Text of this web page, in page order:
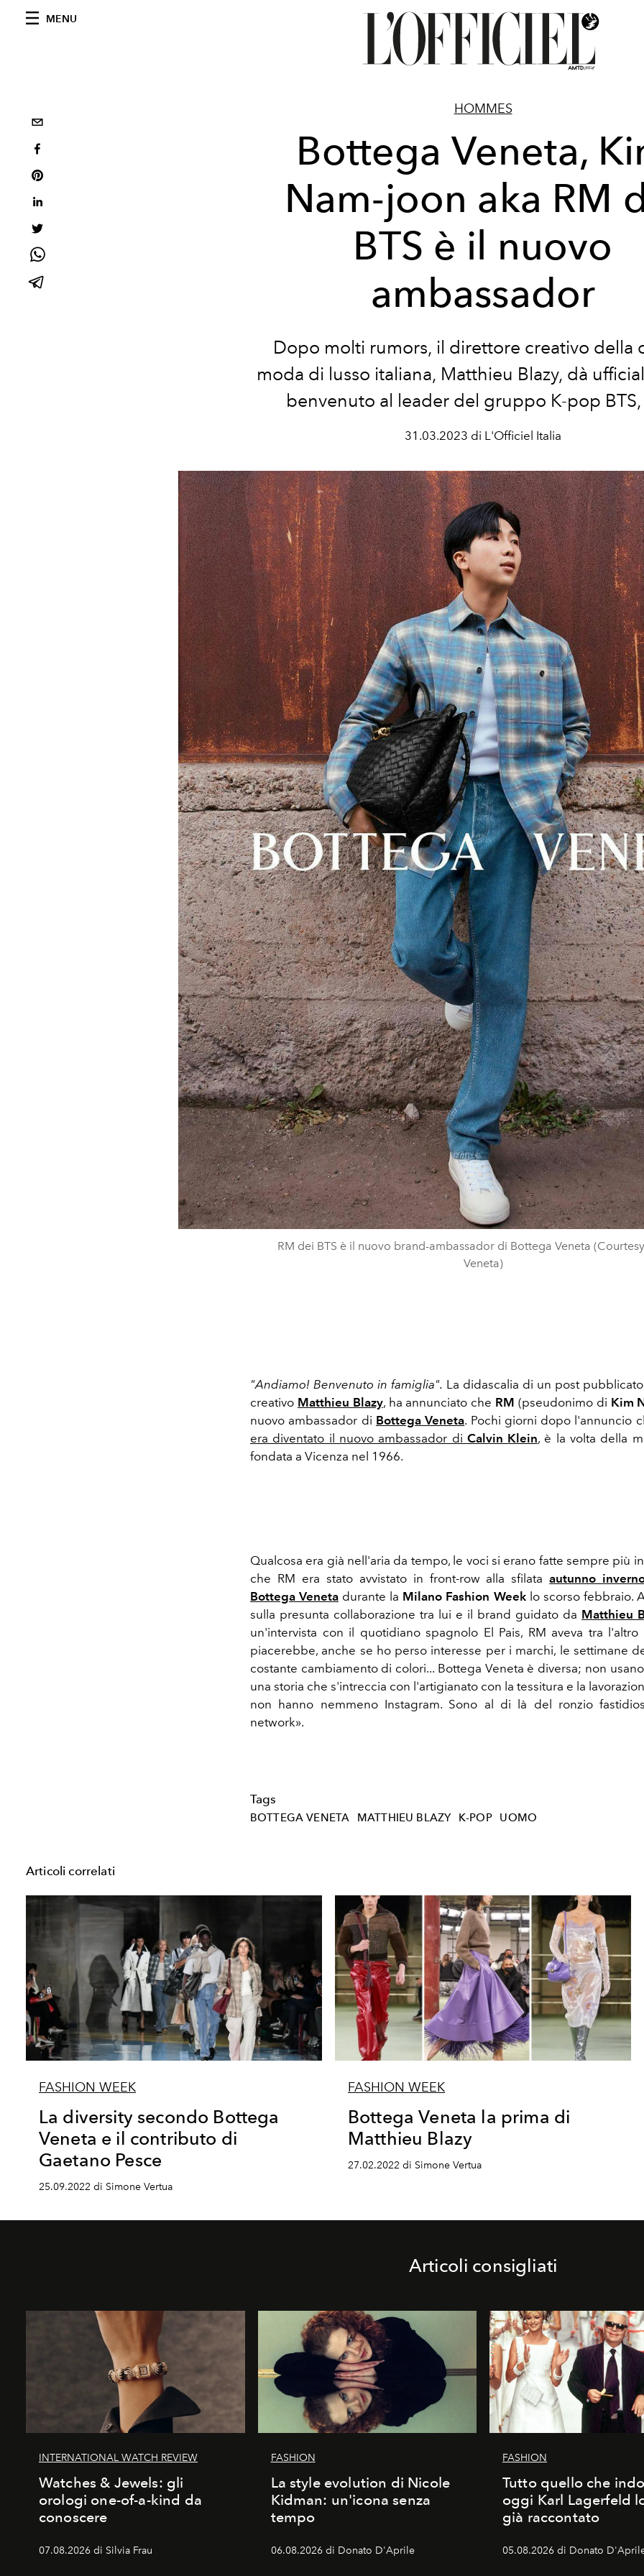
MENU
HOMMES
Bottega Veneta,
Nam-joon aka RM
BTS è il nuovo
ambassador
Dopo molti rumors, il direttore creativo della
moda di lusso italiana, Matthieu Blazy, dà
benvenuto al leader del gruppo K-pop
31.03.2023 di L'Officiel Italia
RM dei BTS è il nuovo brand-ambassador di Bottega Veneta
Veneta)
"Andiamo! Benvenuto in famiglia". La didascalia di un post
creativo Matthieu Blazy, ha annunciato che RM (pseudonimo di Kim
nuovo ambassador di Bottega Veneta. Pochi giorni dopo l'annuncio
era diventato il nuovo ambassador di Calvin Klein, è la volta della
fondata a Vicenza nel 1966.
Qualcosa era già nell'aria da tempo, le voci si erano fatte sempre più
che RM era stato avvistato in front-row alla sfilataautunno
Bottega Veneta durante la Milano Fashion Week lo scorso febbraio.
sulla presunta collaborazione tra lui e il brand guidato da Matthieu
un'intervista con il quotidiano spagnolo El Pais, RM aveva tra
piacerebbe, anche se ho perso interesse per i marchi, le settimane
costante cambiamento di colori... Bottega Veneta è diversa; non
una storia che s'intreccia con l'artigianato con la tessitura e la
non hanno nemmeno Instagram. Sono al di là del ronzio
network».
Tags
BOTTEGA VENETA MATTHIEU BLAZY K-POP UOMO
Articoli correlati
FASHION WEEK
La diversity secondo Bottega
Veneta e il contributo di
Gaetano Pesce
25.09.2022 di Simone Vertua
FASHION WEEK
Bottega Veneta la prima di
Matthieu Blazy
27.02.2022 di Simone Vertua
Articoli consigliati
INTERNATIONAL WATCH REVIEW
Watches & Jewels: gli
orologi one-of-a-kind da
conoscere
07.08.2026 di Silvia Frau
FASHION
La style evolution di Nicole
Kidman: un'icona senza
tempo
06.08.2026 di Donato D'Aprile
FASHION
Tutto quello che
oggi Karl Lagerfeld
già raccontato
05.08.2026 di Donato